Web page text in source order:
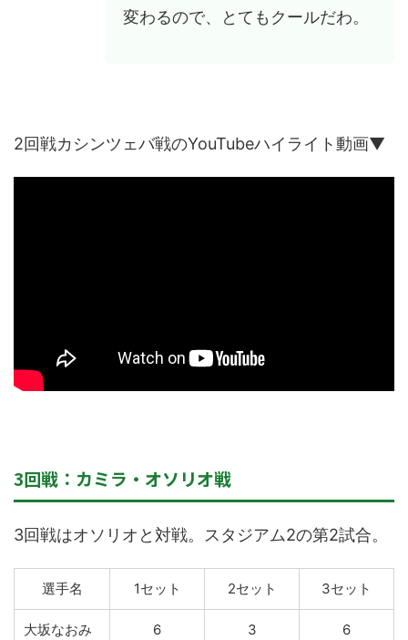
変わるので、とてもクールだわ。
2回戦カシンツェバ戦のYouTubeハイライト動画▼
3回戦：カミラ・オソリオ戦
3回戦はオソリオと対戦。スタジアム2の第2試合。
選手名 1セット 2セット 3セット
大坂なおみ 6 3 6